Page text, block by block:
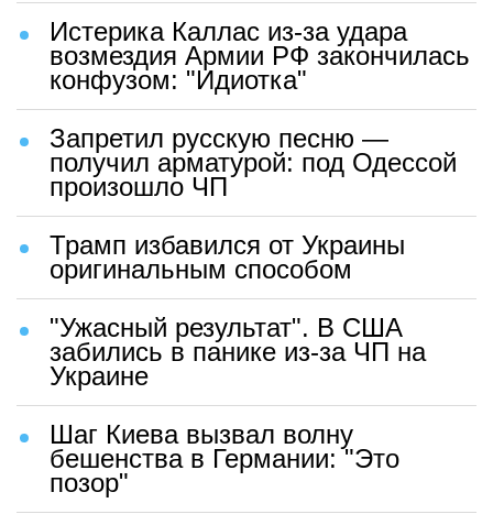
Истерика Каллас из-за удара
возмездия Армии РФ закончилась
конфузом: "Идиотка"
Запретил русскую песню —
получил арматурой: под Одессой
произошло ЧП
Трамп избавился от Украины
оригинальным способом
"Ужасный результат". В США
забились в панике из-за ЧП на
Украине
Шаг Киева вызвал волну
бешенства в Германии: "Это
позор"